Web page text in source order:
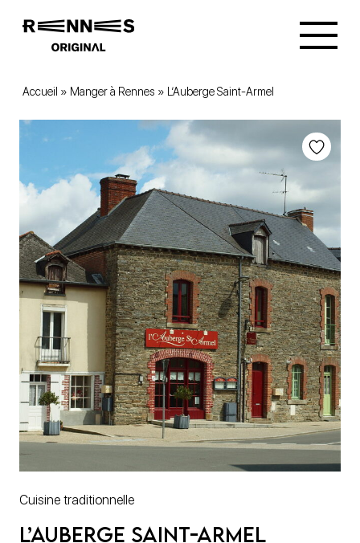
Accueil » Manger à Rennes » L’Auberge Saint-Armel
Cuisine traditionnelle
L’Auberge Saint-Armel